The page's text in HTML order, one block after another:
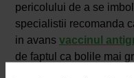
pericolului de a se
specialistii recomanda
in avans vaccinul
de faptul ca bolile mai